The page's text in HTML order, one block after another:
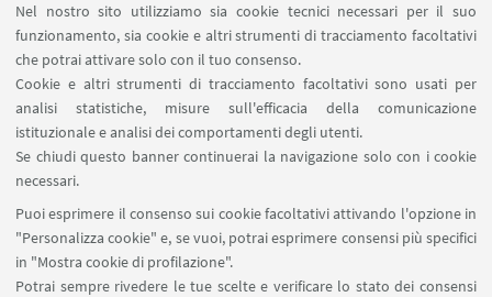
Nel nostro sito utilizziamo sia cookie tecnici necessari per il suo
funzionamento, sia cookie e altri strumenti di tracciamento facoltativi
che potrai attivare solo con il tuo consenso.
Cookie e altri strumenti di tracciamento facoltativi sono usati per
analisi statistiche, misure sull'efficacia della comunicazione
istituzionale e analisi dei comportamenti degli utenti.
Se chiudi questo banner continuerai la navigazione solo con i cookie
necessari.
Puoi esprimere il consenso sui cookie facoltativi attivando l'opzione in
"Personalizza cookie" e, se vuoi, potrai esprimere consensi più specifici
in "Mostra cookie di profilazione".
Potrai sempre rivedere le tue scelte e verificare lo stato dei consensi
letteratura.
Il testo, che uscì a stampa nel 1525 (all'anno
precedente risale il manoscritto di dedica al papa),
è costruito – come già gliAsolani– in forma
dialogica e si divide in tre libri. Ambientato a
Venezia, nel 1502, il dialogo mette in scena una
discussione sulla «volgar lingua» avvenuta nel
palazzo di Carlo Bembo (1472-1503), il fratello di
Pietro, tra Giuliano de' Medici (1479-1516; figlio di
Lorenzo il Magnifico), Federico Fregoso (1480 ca-